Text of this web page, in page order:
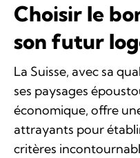
Choisir le
son futur
La Suisse, avec sa
ses paysages
économique, offre
attrayants pour
critères